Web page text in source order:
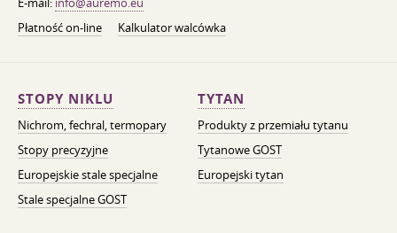
Płatność on-line
Kalkulator walcówka
STOPY NIKLU
Nichrom, fechral, termopary
Stopy precyzyjne
Europejskie stale specjalne
Stale specjalne GOST
TYTAN
Produkty z przemiału tytanu
Tytanowe GOST
Europejski tytan